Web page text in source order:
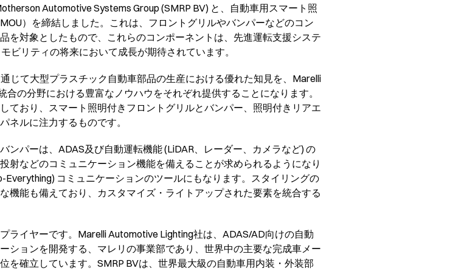
Automotive Systems Group (SMRP BV) と、自動車用スマート照
）を締結しました。これは、フロントグリルやバンパーなどのコン
を対象としたもので、これらのコンポーネントは、先進運転支援システ
ビリティの将来において成長が期待されています。
じて大型プラスチック自動車部品の生産における優れた知見を、Marelli
の分野における豊富なノウハウをそれぞれ提供することになります。
ており、スマート照明付きフロントグリルとバンパー、照明付きリアエ
ネルに注力するものです。
ンパーは、ADAS及び自動運転機能 (LiDAR、レーダー、カメラなど) の
射などのコミュニケーション機能を備えることが求められるようになり
Everything) コミュニケーションのツールにもなります。スタイリングの
機能も備えており、カスタマイズ・ライトアップされた要素を統合する
ライヤーです。Marelli Automotive Lighting社は、ADAS/AD向けの自動
ションを開発する、マレリの事業部であり、世界中の主要な完成車メー
を確立しています。SMRP BVは、世界最大級の自動車用内装・外装部